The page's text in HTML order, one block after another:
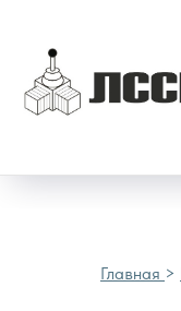
Главная >